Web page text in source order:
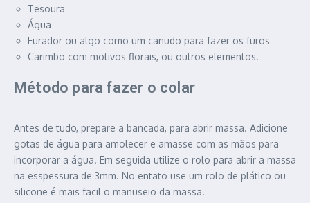
Tesoura
Água
Furador ou algo como um canudo para fazer os furos
Carimbo com motivos florais, ou outros elementos.
Método para fazer o colar
Antes de tudo, prepare a bancada, para abrir massa. Adicione
gotas de água para amolecer e amasse com as mãos para
incorporar a água. Em seguida utilize o rolo para abrir a massa
na esspessura de 3mm. No entato use um rolo de plático ou
silicone é mais facil o manuseio da massa.